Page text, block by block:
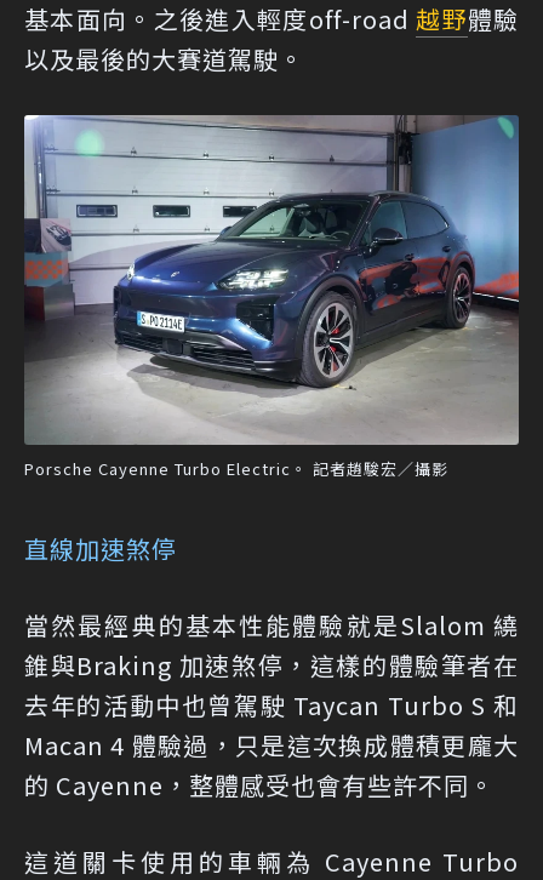
基本面向。之後進入輕度off-road 越野體驗
以及最後的大賽道駕駛。
Porsche Cayenne Turbo Electric。 記者趙駿宏／攝影
直線加速煞停
當然最經典的基本性能體驗就是Slalom 繞
錐與Braking 加速煞停，這樣的體驗筆者在
去年的活動中也曾駕駛 Taycan Turbo S 和
Macan 4 體驗過，只是這次換成體積更龐大
的 Cayenne，整體感受也會有些許不同。
這道關卡使用的車輛為 Cayenne Turbo